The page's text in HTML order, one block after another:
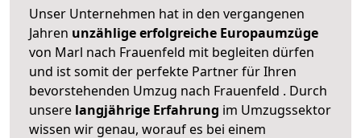
Unser Unternehmen hat in den vergangenen
Jahren unzählige erfolgreiche Europaumzüge
von Marl nach Frauenfeld mit begleiten dürfen
und ist somit der perfekte Partner für Ihren
bevorstehenden Umzug nach Frauenfeld . Durch
unsere langjährige Erfahrung im Umzugssektor
wissen wir genau, worauf es bei einem